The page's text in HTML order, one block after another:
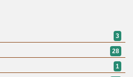
3
28
1